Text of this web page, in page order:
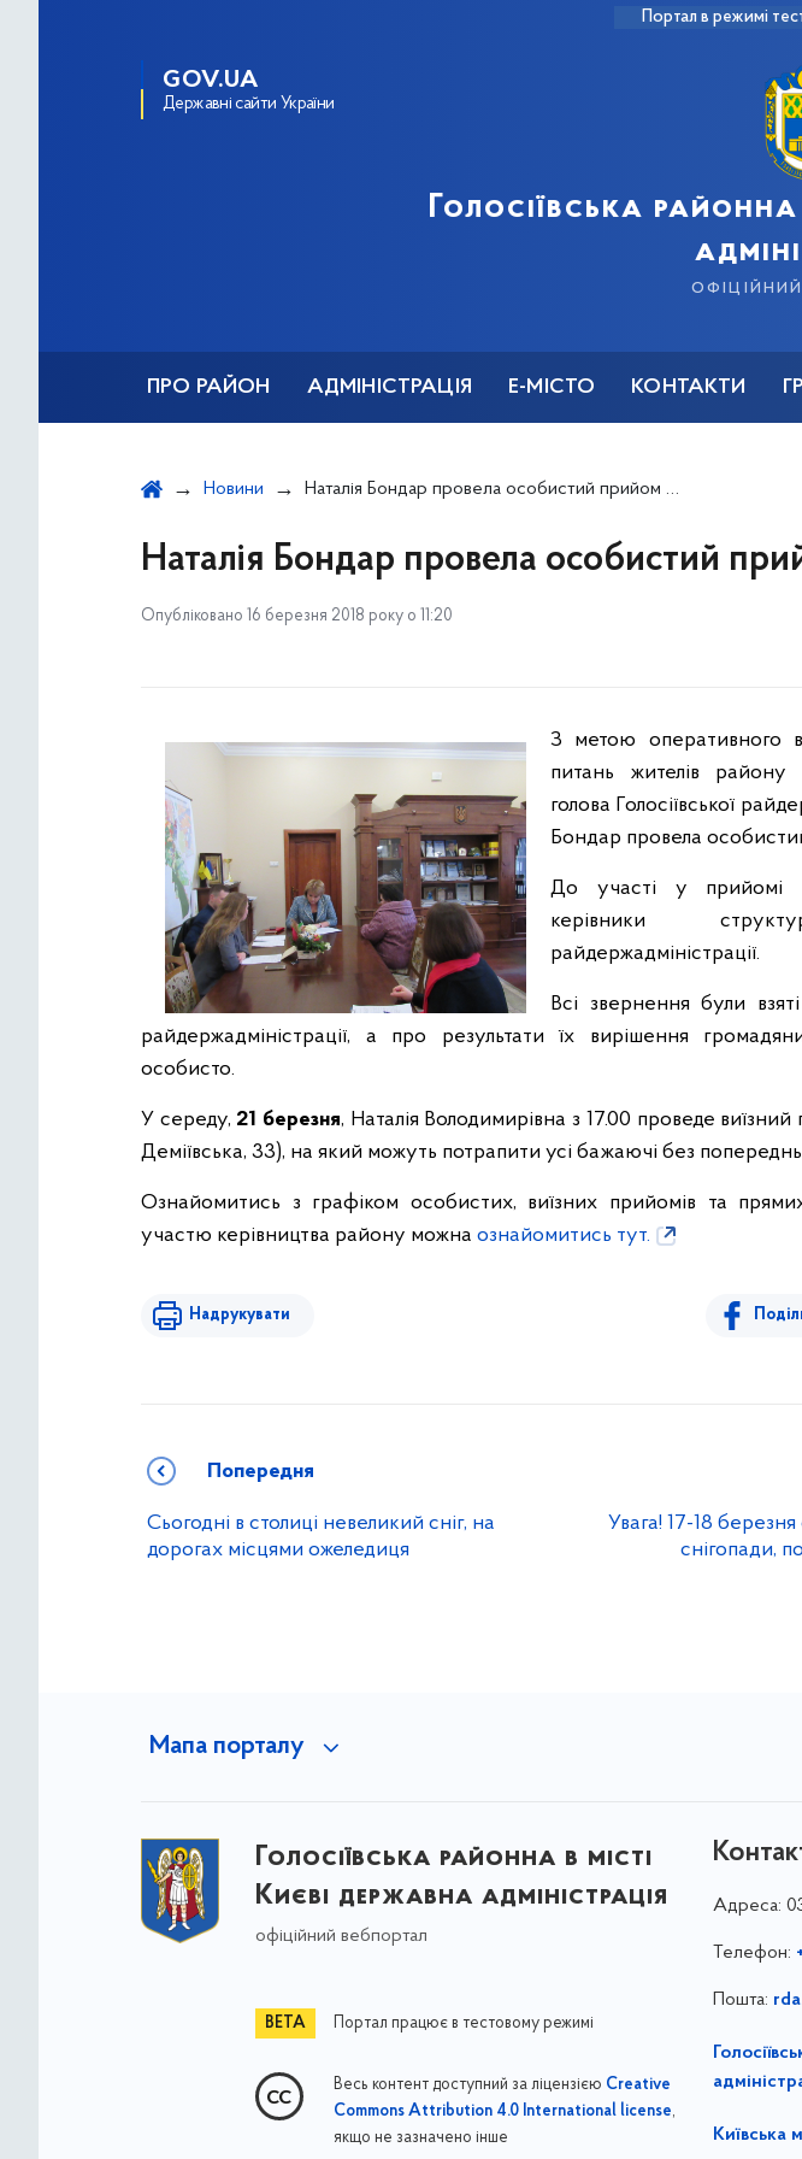
Портал в режимі
GOV.UA
Державні сайти України
Голосіївська
ПРО РАЙОН АДМІНІСТРАЦІЯ Е-МІСТО КОНТАКТИ
Новини Наталія Бондар провела особистий прийом громадян
Наталія Бондар провела особистий
Опубліковано 16 березня 2018 року о 11:20
З метою оперативного
питань жителів району
голова Голосіївської
Бондар провела
До участі у прийомі
керівники
райдержадміністрації.
Всі звернення були
райдержадміністрації, а про результати їх вирішення
особисто.
У середу, 21 березня, Наталія Володимирівна з 17.00 проведе
Деміївська, 33), на який можуть потрапити усі бажаючі без
Ознайомитись з графіком особистих, виїзних прийомів та
участю керівництва району можна ознайомитись тут.
Надрукувати
Попередня
Сьогодні в столиці невеликий сніг, на
дорогах місцями ожеледиця
Увага! 17-18
снігопади,
Мапа порталу
Голосіївська районна в місті
Києві державна адміністрація
офіційний вебпортал
Портал працює в тестовому режимі
Весь контент доступний за ліцензією Creative
Commons Attribution 4.0 International license,
якщо не зазначено інше
Адреса:
Телефон:
Пошта:
Київська